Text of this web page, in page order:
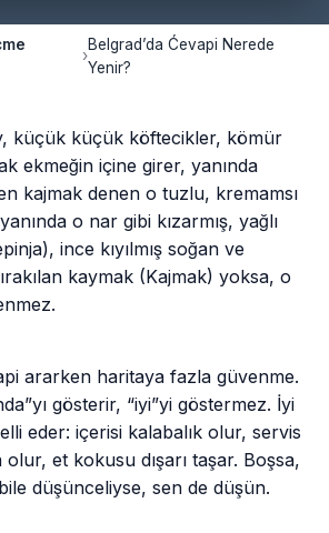
›
Belgrad’da Ćevapi Nerede
Yenir?
küçük küçük köftecikler, kömür
ekmeğin içine girer, yanında
kajmak denen o tuzlu, kremamsı
o nar gibi kızarmış, yağlı
ince kıyılmış soğan ve
kaymak (Kajmak) yoksa, o
ararken haritaya fazla güvenme.
gösterir, “iyi”yi göstermez. İyi
eder: içerisi kalabalık olur, servis
olur, et kokusu dışarı taşar. Boşsa,
düşünceliyse, sen de düşün.